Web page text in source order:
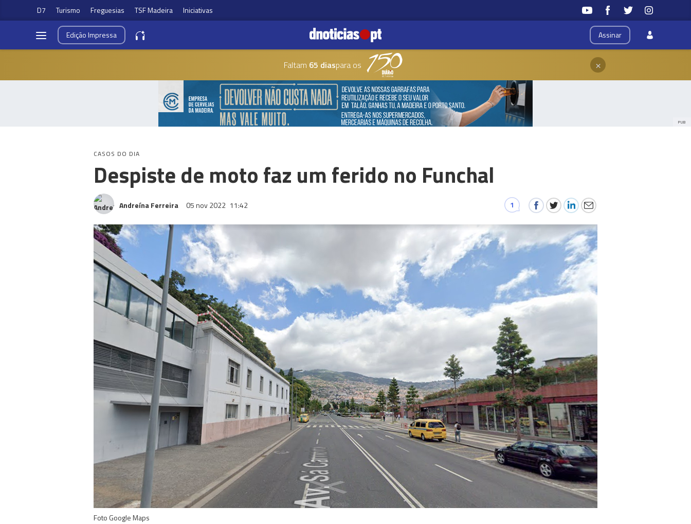
D7 Turismo Freguesias TSF Madeira Iniciativas
Assinar
EdiçãoImpressa
Faltam 65 diaspara os ×
PUB
CASOS DO DIA
Despiste de moto faz um ferido no Funchal
Andreína Ferreira 05 nov 2022 11:42 1
Foto Google Maps